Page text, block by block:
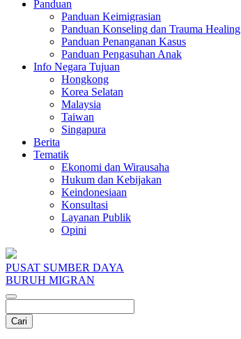
Panduan
Panduan Keimigrasian
Panduan Konseling dan Trauma Healing
Panduan Penanganan Kasus
Panduan Pengasuhan Anak
Info Negara Tujuan
Hongkong
Korea Selatan
Malaysia
Taiwan
Singapura
Berita
Tematik
Ekonomi dan Wirausaha
Hukum dan Kebijakan
Keindonesiaan
Konsultasi
Layanan Publik
Opini
PUSAT SUMBER DAYA
BURUH MIGRAN